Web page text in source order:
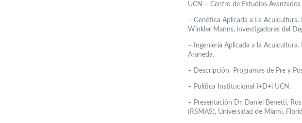
UCN – Centro de Estudios
– Genética Aplicada a La
Winkler Manns, investigadores del
–
Ingeniería Aplicada a la
Araneda.
– Descripción Programas de Pre y
– Política Institucional I+D+i UCN.
– Presentación Dr. Daniel Benetti,
(RSMAS), Universidad de Miami,